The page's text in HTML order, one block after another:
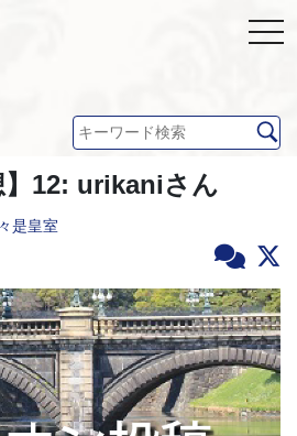
】12: urikaniさん
是皇室